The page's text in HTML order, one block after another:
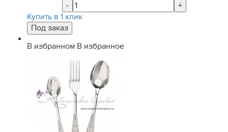
-
+
Купить в 1 клик
В избранном В избранное